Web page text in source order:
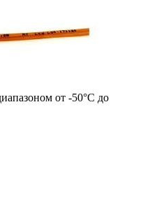
от -50°C до